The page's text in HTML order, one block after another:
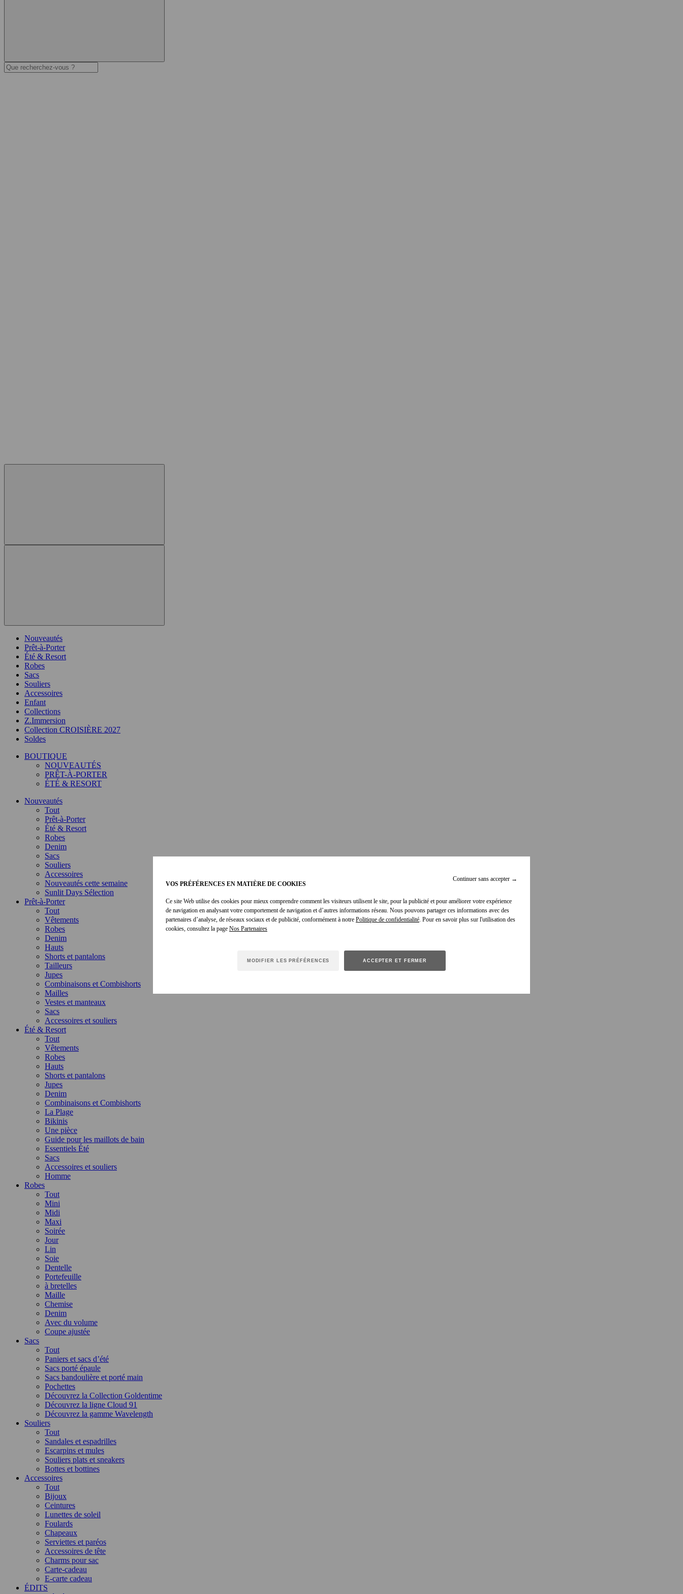
Continuer sans accepter →
VOS PRÉFÉRENCES EN MATIÈRE DE COOKIES
Ce site Web utilise des cookies pour mieux comprendre comment les visiteurs utilisent le site, pour la publicité et pour améliorer votre expérience
de navigation en analysant votre comportement de navigation et d’autres informations réseau. Nous pouvons partager ces informations avec des
partenaires d’analyse, de réseaux sociaux et de publicité, conformément à notre Politique de confidentialité. Pour en savoir plus sur l'utilisation des
cookies, consultez la page
MODIFIER LES PRÉFÉRENCES ACCEPTER ET FERMER
Nouveautés
Prêt-à-Porter
Été & Resort
Robes
Sacs
Souliers
Accessoires
Enfant
Collections
Z.Immersion
Collection CROISIÈRE 2027
Soldes
BOUTIQUE
NOUVEAUTÉS
PRÊT-À-PORTER
ÉTÉ & RESORT
Nouveautés
Tout
Prêt-à-Porter
Été & Resort
Robes
Denim
Sacs
Souliers
Accessoires
Nouveautés cette semaine
Sunlit Days Sélection
Prêt-à-Porter
Tout
Vêtements
Robes
Denim
Hauts
Shorts et pantalons
Tailleurs
Jupes
Combinaisons et Combishorts
Mailles
Vestes et manteaux
Sacs
Accessoires et souliers
Été & Resort
Tout
Vêtements
Robes
Hauts
Shorts et pantalons
Jupes
Denim
Combinaisons et Combishorts
La Plage
Bikinis
Une pièce
Guide pour les maillots de bain
Essentiels Été
Sacs
Accessoires et souliers
Homme
Robes
Tout
Mini
Midi
Maxi
Soirée
Jour
Lin
Soie
Dentelle
Portefeuille
à bretelles
Maille
Chemise
Denim
Avec du volume
Coupe ajustée
Sacs
Tout
Paniers et sacs d’été
Sacs porté épaule
Sacs bandoulière et porté main
Pochettes
Découvrez la Collection Goldentime
Découvrez la ligne Cloud 91
Découvrez la gamme Wavelength
Souliers
Tout
Sandales et espadrilles
Escarpins et mules
Souliers plats et sneakers
Bottes et bottines
Accessoires
Tout
Bijoux
Ceintures
Lunettes de soleil
Foulards
Chapeaux
Serviettes et paréos
Accessoires de tête
Charms pour sac
Carte-cadeau
E-carte cadeau
ÉDITS